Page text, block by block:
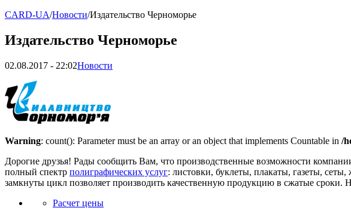
CARD-UA/Новости/Издательство Черноморье
Издательство Черноморье
02.08.2017 - 22:02Новости
Warning: count(): Parameter must be an array or an object that implements Countable in /
Дорогие друзья! Рады сообщить Вам, что производственные возможности
полный спектр полиграфических услуг: листовки, буклеты, плакаты, газеты,
замкнуты цикл позволяет производить качественную продукцию в сжатые сроки.
Расчет цены